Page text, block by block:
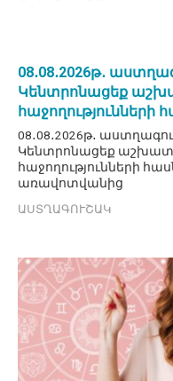
08․08․2026թ․
Կենտրոնացեք
հաջողությունների
08․08․2026թ․
Կենտրոնացեք
հաջողությունների
առավոտվանից
ԱՍՏՂԱԳՈՒՇԱԿ